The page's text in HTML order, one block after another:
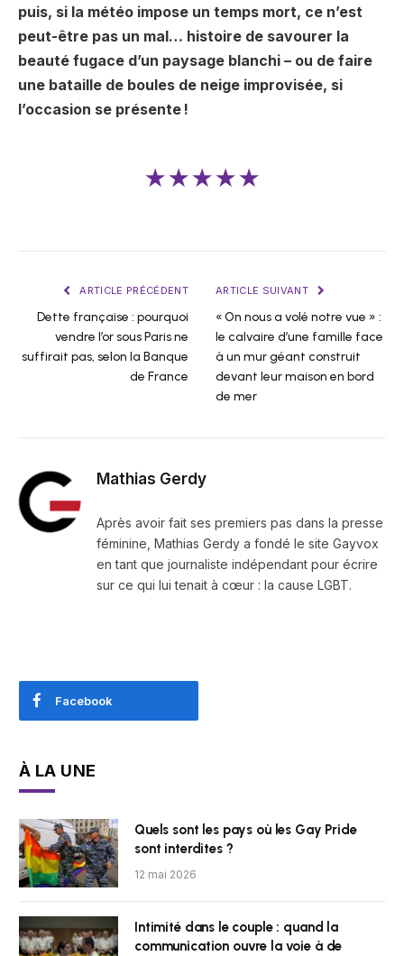
puis, si la météo impose un temps mort, ce n’est
peut-être pas un mal… histoire de savourer la
beauté fugace d’un paysage blanchi – ou de faire
une bataille de boules de neige improvisée, si
l’occasion se présente !
★★★★★
ARTICLE PRÉCÉDENT
Dette française : pourquoi
vendre l’or sous Paris ne
suffirait pas, selon la Banque
de France
ARTICLE SUIVANT
« On nous a volé notre vue » :
le calvaire d’une famille face
à un mur géant construit
devant leur maison en bord
de mer
Mathias Gerdy
Après avoir fait ses premiers pas dans la presse
féminine, Mathias Gerdy a fondé le site Gayvox
en tant que journaliste indépendant pour écrire
sur ce qui lui tenait à cœur : la cause LGBT.
Facebook
À LA UNE
Quels sont les pays où les Gay Pride
sont interdites ?
12 mai 2026
Intimité dans le couple : quand la
communication ouvre la voie à de